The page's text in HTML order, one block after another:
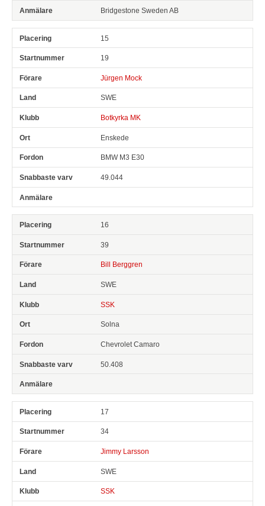
Bridgestone Sweden AB
15
19
Jürgen Mock
SWE
Botkyrka MK
Enskede
BMW M3 E30
49.044
16
39
Bill Berggren
SWE
SSK
Solna
Chevrolet Camaro
50.408
17
34
Jimmy Larsson
SWE
SSK